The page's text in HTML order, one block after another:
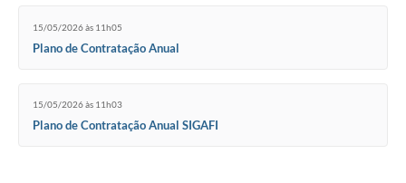
15/05/2026 às 11h05
Plano de Contratação Anual
15/05/2026 às 11h03
Plano de Contratação Anual SIGAFI